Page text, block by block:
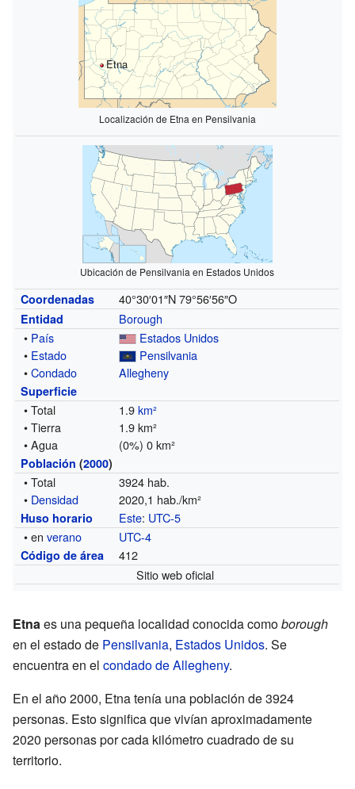
Etna
Localización de Etna en Pensilvania
Ubicación de Pensilvania en Estados Unidos
Coordenadas 40°30′01″N 79°56′56″O
Entidad
Borough
• País
Estados Unidos
• Estado
Pensilvania
•Condado Allegheny
Superficie
• Total 1.9km²
• Tierra
1.9 km²
• Agua
(0%) 0 km²
Población (2000)
• Total
3924 hab.
• Densidad 2020,1 hab./km²
Huso horario Este: UTC-5
• enverano UTC-4
Código de área
412
Sitio web oficial
Etnaes una pequeña localidad conocida comoborough
en el estado de Pensilvania, Estados Unidos. Se
encuentra en el condado de Allegheny.
En el año 2000, Etna tenía una población de 3924
personas. Esto significa que vivían aproximadamente
2020 personas por cada kilómetro cuadrado de su
territorio.